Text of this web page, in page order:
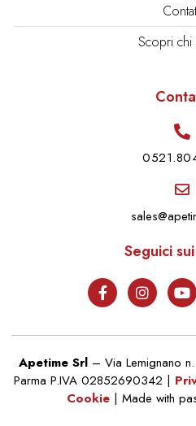
Scopri chi
Seguici
Apetime Srl – Via Lemignano
Parma P.IVA 02852690342 |
Cookie | Made with